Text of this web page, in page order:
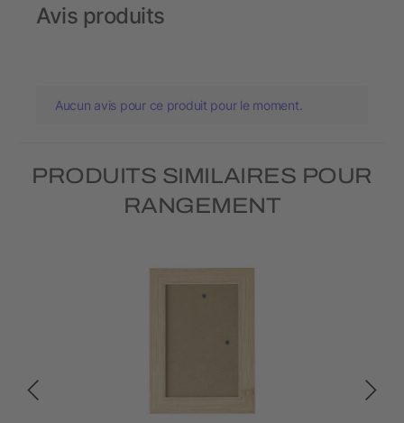
Avis produits
Aucun avis pour ce produit pour le moment.
PRODUITS SIMILAIRES POUR
RANGEMENT